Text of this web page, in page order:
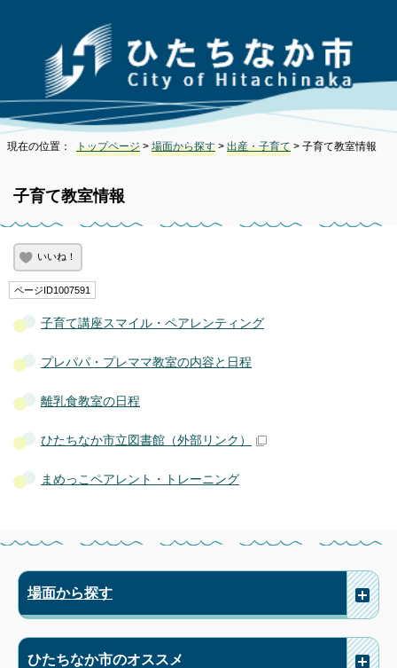
現在の位置： トップページ > 場面から探す > 出産・子育て > 子育て教室情報
子育て教室情報
いいね！
ページID1007591
子育て講座スマイル・ペアレンティング
プレパパ・プレママ教室の内容と日程
離乳食教室の日程
ひたちなか市立図書館 （外部リンク）
まめっこペアレント・トレーニング
場面から探す
ひたちなか市のオススメ